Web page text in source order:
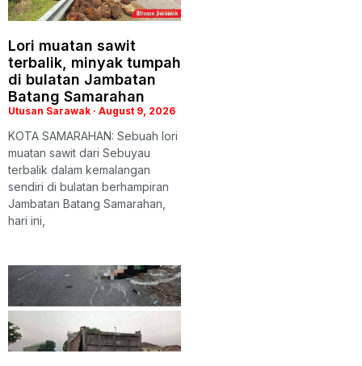
Lori muatan sawit
terbalik, minyak tumpah
di bulatan Jambatan
Batang Samarahan
Utusan Sarawak August 9, 2026
KOTA SAMARAHAN: Sebuah lori
muatan sawit dari Sebuyau
terbalik dalam kemalangan
sendiri di bulatan berhampiran
Jambatan Batang Samarahan,
hari ini,